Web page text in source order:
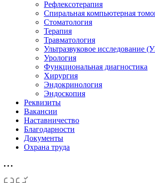
Рефлексотерапия
Спиральная компьютерная
Стоматология
Терапия
Травматология
Ультразвуковое исследование
Урология
Функциональная диагностика
Хирургия
Эндокринология
Эндоскопия
Реквизиты
Вакансии
Наставничество
Благодарности
Документы
Охрана труда